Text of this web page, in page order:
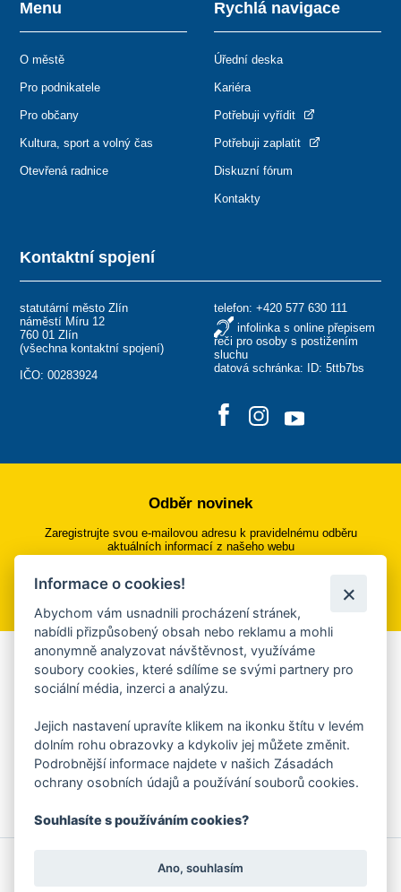
Kontaktní spojení
statutární město Zlín
náměstí Míru 12
760 01 Zlín
(všechna kontaktní spojení)
IČO: 00283924
telefon: +420 577 630 111
infolinka s online přepisem
řeči pro osoby s postižením
sluchu
datová schránka: ID: 5ttb7bs
Menu
O městě
Pro podnikatele
Pro občany
Kultura, sport a volný čas
Otevřená radnice
Rychlá navigace
Úřední deska
Kariéra
Potřebuji vyřídit
Potřebuji zaplatit
Diskuzní fórum
Kontakty
Odběr novinek
Zaregistrujte svou e-mailovou adresu k pravidelnému odběru
aktuálních informací z našeho webu
Přihlásit se k odběru
Aplikace Mobilní rozhlas
Chcete dostávat do svého mobilu či mailu upozornění na
ankety, pozvánky na kulturní a sportovní akce?
Více informací o aplikaci
Ochrana osobních údajů
Informace o cookies!
Abychom vám usnadnili procházení stránek,
nabídli přizpůsobený obsah nebo reklamu a mohli
anonymně analyzovat návštěvnost, využíváme
soubory cookies, které sdílíme se svými partnery pro
sociální média, inzerci a analýzu.
Jejich nastavení upravíte klikem na ikonku štítu v levém
dolním rohu obrazovky a kdykoliv jej můžete změnit.
Podrobnější informace najdete v našich Zásadách
ochrany osobních údajů a používání souborů cookies.
Souhlasíte s používáním cookies?
Ano, souhlasím